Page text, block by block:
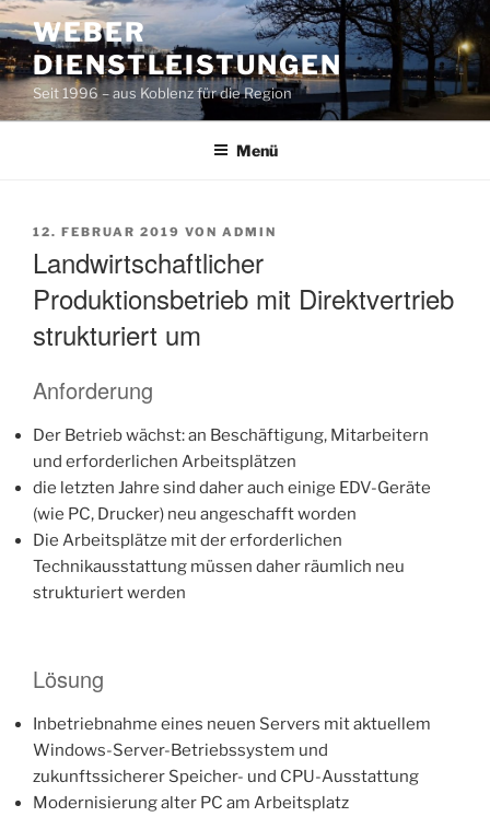
Zum
Inhalt
springen
WEBER
DIENSTLEISTUNGEN
Seit 1996 – aus Koblenz für die Region
Menü
VERÖFFENTLICHT
12. FEBRUAR 2019 VON ADMIN
Landwirtschaftlicher
Produktionsbetrieb mit Direktvertrieb
strukturiert um
Anforderung
Der Betrieb wächst: an Beschäftigung, Mitarbeitern
und erforderlichen Arbeitsplätzen
die letzten Jahre sind daher auch einige EDV-Geräte
(wie PC, Drucker) neu angeschafft worden
Die Arbeitsplätze mit der erforderlichen
Technikausstattung müssen daher räumlich neu
strukturiert werden
Lösung
Inbetriebnahme eines neuen Servers mit aktuellem
Windows-Server-Betriebssystem und
zukunftssicherer Speicher- und CPU-Ausstattung
Modernisierung alter PC am Arbeitsplatz